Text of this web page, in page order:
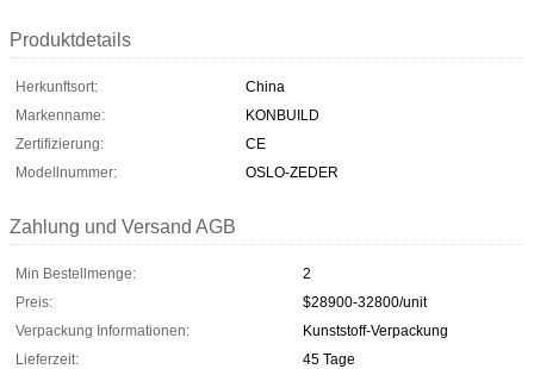
Produktdetails
Herkunftsort:
China
Markenname:
KONBUILD
Zertifizierung:
CE
Modellnummer:
OSLO-ZEDER
Zahlung und Versand AGB
Min Bestellmenge:
2
Preis:
$28900-32800/unit
Verpackung Informationen:
Kunststoff-Verpackung
Lieferzeit:
45 Tage